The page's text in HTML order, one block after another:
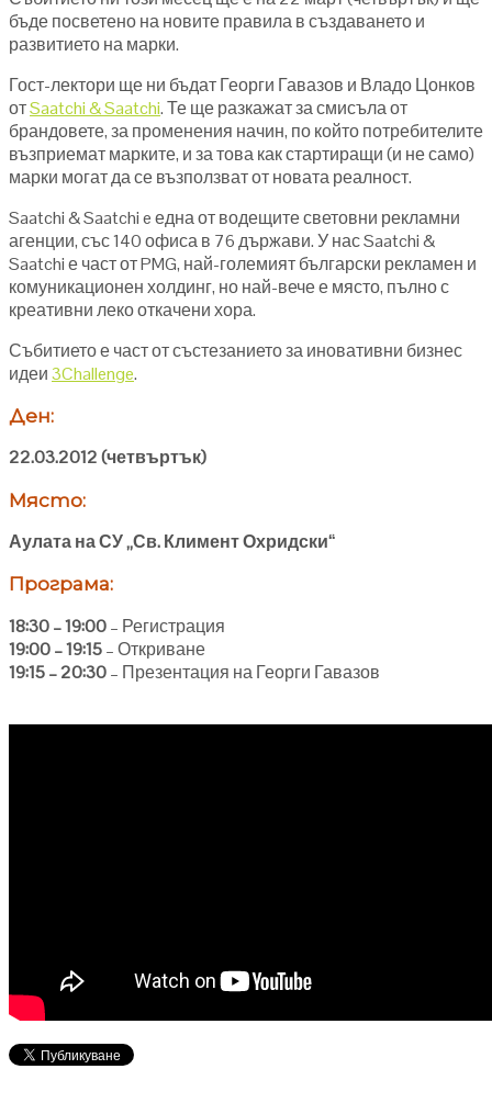
бъде посветено на новите правила в създаването и
развитието на марки.
Гост-лектори ще ни бъдат Георги Гавазов и Владо Цонков
отSaatchi & Saatchi. Те ще разкажат за смисъла от
брандовете, за променения начин, по който потребителите
възприемат марките, и за това как стартиращи (и не само)
марки могат да се възползват от новата реалност.
Saatchi & Saatchi e една от водещите световни рекламни
агенции, със 140 офиса в 76 държави. У нас Saatchi &
Saatchi е част от PMG, най-големият български рекламен и
комуникационен холдинг, но най-вече е място, пълно с
креативни леко откачени хора.
Събитието е част от състезанието за иновативни бизнес
идеи3Challenge.
Ден:
22.03.2012 (четвъртък)
Място:
Аулата на СУ „Св. Климент Охридски“
Програма:
18:30 – 19:00– Регистрация
19:00 – 19:15– Откриване
19:15 – 20:30– Презентация на Георги Гавазов